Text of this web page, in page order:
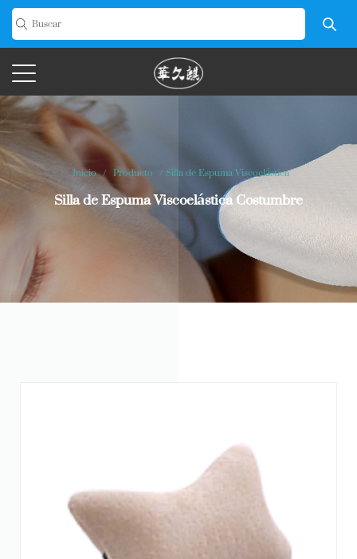
Inicio/ Producto /Silla de Espuma Viscoelástica
Silla de Espuma Viscoelástica Costumbre